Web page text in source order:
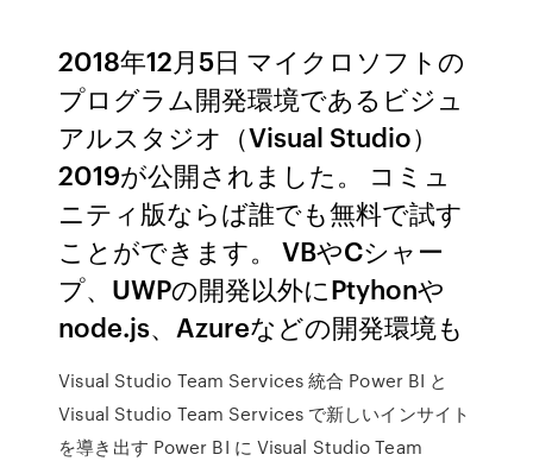
2018年12月5日 マイクロソフトの
プログラム開発環境であるビジュ
アルスタジオ（Visual Studio）
2019が公開されました。 コミュ
ニティ版ならば誰でも無料で試す
ことができます。 VBやCシャー
プ、UWPの開発以外にPtyhonや
node.js、Azureなどの開発環境も
Visual Studio Team Services 統合 Power BI と
Visual Studio Team Services で新しいインサイト
を導き出す Power BI に Visual Studio Team